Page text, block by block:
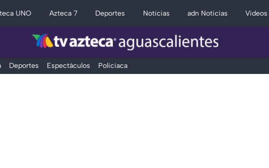
UNO Azteca 7 Deportes Noticias adn Noticias Videos
Deportes Espectáculos Policiaca